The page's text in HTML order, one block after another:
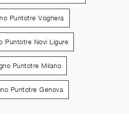
Puntotre Voghera
Puntotre Novi Ligure
Puntotre Milano
Puntotre Genova